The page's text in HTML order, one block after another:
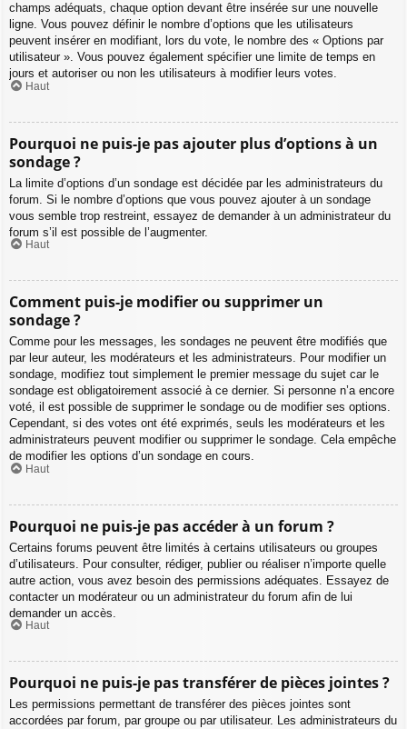
champs adéquats, chaque option devant être insérée sur une nouvelle
ligne. Vous pouvez définir le nombre d’options que les utilisateurs
peuvent insérer en modifiant, lors du vote, le nombre des « Options par
utilisateur ». Vous pouvez également spécifier une limite de temps en
jours et autoriser ou non les utilisateurs à modifier leurs votes.
Haut
Pourquoi ne puis-je pas ajouter plus d’options à un
sondage ?
La limite d’options d’un sondage est décidée par les administrateurs du
forum. Si le nombre d’options que vous pouvez ajouter à un sondage
vous semble trop restreint, essayez de demander à un administrateur du
forum s’il est possible de l’augmenter.
Haut
Comment puis-je modifier ou supprimer un
sondage ?
Comme pour les messages, les sondages ne peuvent être modifiés que
par leur auteur, les modérateurs et les administrateurs. Pour modifier un
sondage, modifiez tout simplement le premier message du sujet car le
sondage est obligatoirement associé à ce dernier. Si personne n’a encore
voté, il est possible de supprimer le sondage ou de modifier ses options.
Cependant, si des votes ont été exprimés, seuls les modérateurs et les
administrateurs peuvent modifier ou supprimer le sondage. Cela empêche
de modifier les options d’un sondage en cours.
Haut
Pourquoi ne puis-je pas accéder à un forum ?
Certains forums peuvent être limités à certains utilisateurs ou groupes
d’utilisateurs. Pour consulter, rédiger, publier ou réaliser n’importe quelle
autre action, vous avez besoin des permissions adéquates. Essayez de
contacter un modérateur ou un administrateur du forum afin de lui
demander un accès.
Haut
Pourquoi ne puis-je pas transférer de pièces jointes ?
Les permissions permettant de transférer des pièces jointes sont
accordées par forum, par groupe ou par utilisateur. Les administrateurs du